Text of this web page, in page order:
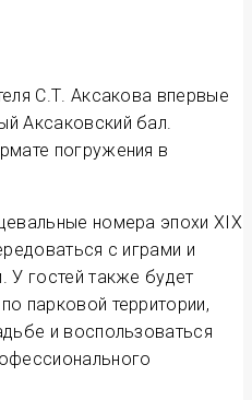
С.Т. Аксакова впервые
Аксаковский бал.
погружения в
номера эпохи XIX
с играми и
У гостей также будет
парковой территории,
и воспользоваться